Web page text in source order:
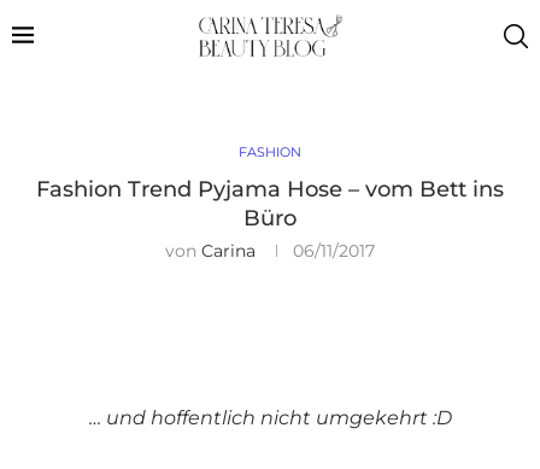
FASHION
Fashion Trend Pyjama Hose – vom Bett ins
Büro
von Carina 06/11/2017
… und hoffentlich nicht umgekehrt :D